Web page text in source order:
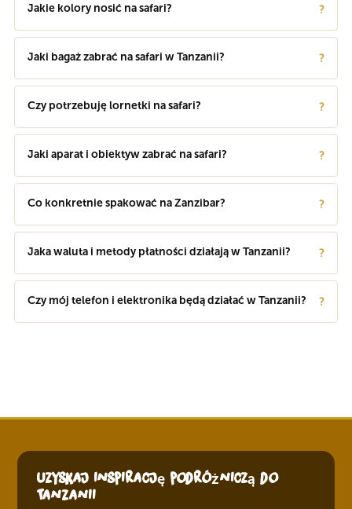
Jakie kolory nosić na safari? ?
Jaki bagaż zabrać na safari w Tanzanii? ?
Czy potrzebuję lornetki na safari? ?
Jaki aparat i obiektyw zabrać na safari? ?
Co konkretnie spakować na Zanzibar? ?
Jaka waluta i metody płatności działają w Tanzanii? ?
Czy mój telefon i elektronika będą działać w Tanzanii? ?
Uzyskaj inspirację podróżniczą do
Tanzanii